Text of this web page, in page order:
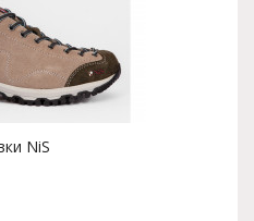
NiS